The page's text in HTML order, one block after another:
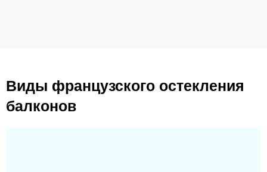
Виды французского остекления
балконов